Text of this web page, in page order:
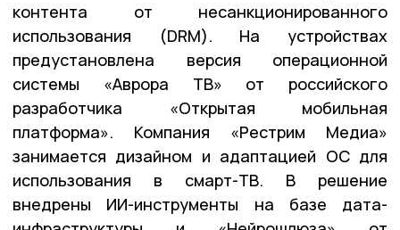
контента от несанкционированного
использования (DRM). На устройствах
предустановлена версия операционной
системы «Аврора ТВ» от российского
разработчика «Открытая мобильная
платформа». Компания «Рестрим Медиа»
занимается дизайном и адаптацией ОС для
использования в смарт-ТВ. В решение
внедрены ИИ-инструменты на базе дата-